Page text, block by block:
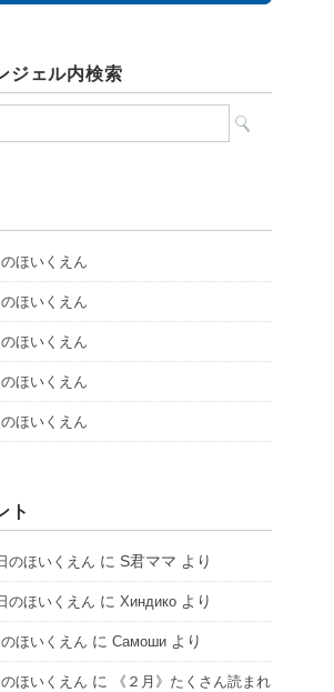
ジェル内検索
のほいくえん
のほいくえん
のほいくえん
のほいくえん
のほいくえん
ト
のほいくえん に S君ママ より
のほいくえん に Хиндико より
のほいくえん に Самоши より
のほいくえん に
《２月》たくさん読まれ